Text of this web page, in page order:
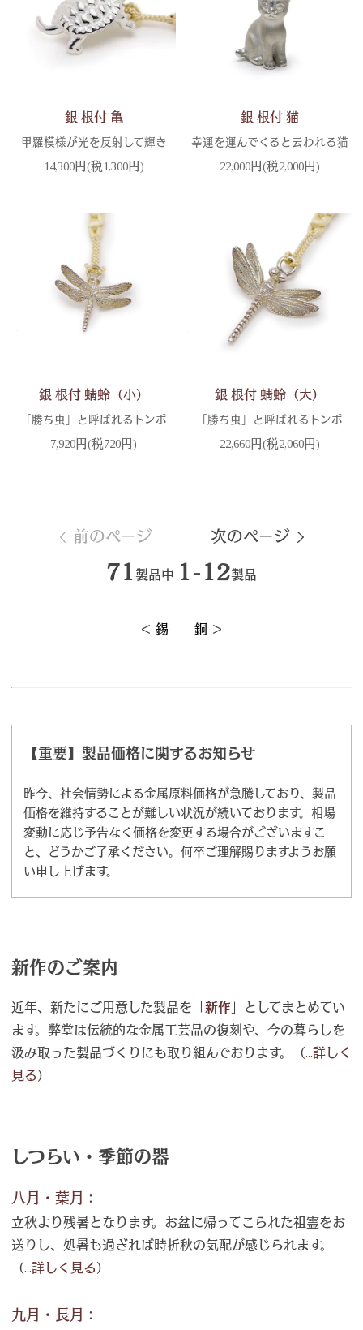
銀 根付 亀
甲羅模様が光を反射して輝き
14,300円(税1,300円)
銀 根付 猫
幸運を運んでくると云われる猫
22,000円(税2,000円)
銀 根付 蜻蛉（小）
「勝ち虫」と呼ばれるトンボ
7,920円(税720円)
銀 根付 蜻蛉（大）
「勝ち虫」と呼ばれるトンボ
22,660円(税2,060円)
前のページ 次のページ
71 製品中 1-12製品
＜ 錫 銅 ＞
【重要】製品価格に関するお知らせ
昨今、社会情勢による金属原料価格が急騰しており、製品
価格を維持することが難しい状況が続いております。相場
変動に応じ予告なく価格を変更する場合がございますこ
と、どうかご了承ください。何卒ご理解賜りますようお願
い申し上げます。
新作のご案内
近年、新たにご用意した製品を「 新作 」としてまとめてい
ます。弊堂は伝統的な金属工芸品の復刻や、今の暮らしを
汲み取った製品づくりにも取り組んでおります。（...詳しく
見る）
しつらい・季節の器
八月・葉月
：
立秋より残暑となります。お盆に帰ってこられた祖霊をお
送りし、処暑も過ぎれば時折秋の気配が感じられます。
（...詳しく見る）
九月・長月 ：